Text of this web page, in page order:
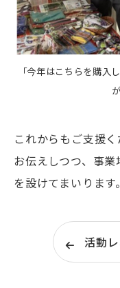
「今年はこちらを購入
これからもご支援
お伝えしつつ、事
を設けてまいります。
活動